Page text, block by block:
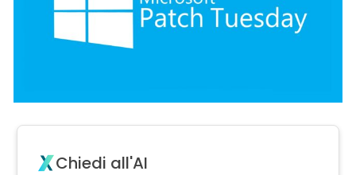
Chiedi all'AI